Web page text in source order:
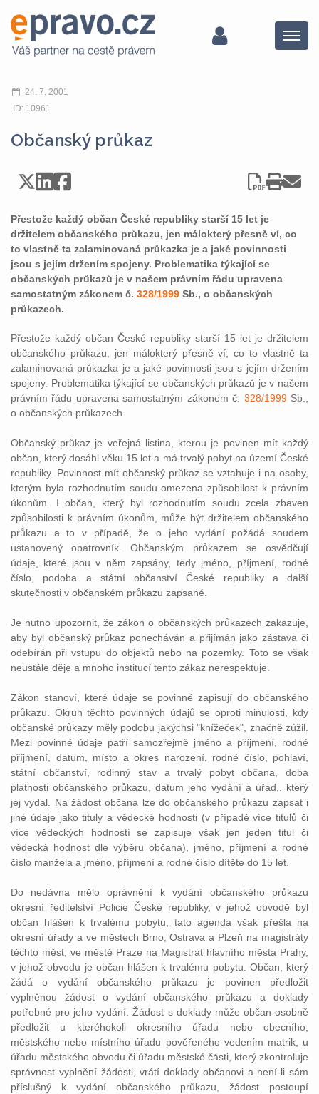
Menu
24. 7. 2001
ID: 10961
Občanský průkaz
Přestože každý občan České republiky starší 15 let je
držitelem občanského průkazu, jen málokterý přesně ví, co
to vlastně ta zalaminovaná průkazka je a jaké povinnosti
jsou s jejím držením spojeny. Problematika týkající se
občanských průkazů je v našem právním řádu upravena
samostatným zákonem č. 328/1999 Sb., o občanských
průkazech.
Přestože každý občan České republiky starší 15 let je držitelem
občanského průkazu, jen málokterý přesně ví, co to vlastně ta
zalaminovaná průkazka je a jaké povinnosti jsou s jejím držením
spojeny. Problematika týkající se občanských průkazů je v našem
právním řádu upravena samostatným zákonem č. 328/1999Sb.,
o občanských průkazech.
Občanský průkaz je veřejná listina, kterou je povinen mít každý
občan, který dosáhl věku 15 let a má trvalý pobyt na území České
republiky. Povinnost mít občanský průkaz se vztahuje i na osoby,
kterým byla rozhodnutím soudu omezena způsobilost k právním
úkonům. I občan, který byl rozhodnutím soudu zcela zbaven
způsobilosti k právním úkonům, může být držitelem občanského
průkazu a to v případě, že o jeho vydání požádá soudem
ustanovený opatrovník. Občanským průkazem se osvědčují
údaje, které jsou v něm zapsány, tedy jméno, příjmení, rodné
číslo, podoba a státní občanství České republiky a další
skutečnosti v občanském průkazu zapsané.
Je nutno upozornit, že zákon o občanských průkazech zakazuje,
aby byl občanský průkaz ponecháván a přijímán jako zástava či
odebírán při vstupu do objektů nebo na pozemky. Toto se však
neustále děje a mnoho institucí tento zákaz nerespektuje.
Zákon stanoví, které údaje se povinně zapisují do občanského
průkazu. Okruh těchto povinných údajů se oproti minulosti, kdy
občanské průkazy měly podobu jakýchsi "knížeček", značně zúžil.
Mezi povinné údaje patří samozřejmě jméno a příjmení, rodné
příjmení, datum, místo a okres narození, rodné číslo, pohlaví,
státní občanství, rodinný stav a trvalý pobyt občana, doba
platnosti občanského průkazu, datum jeho vydání a úřad,. který
jej vydal. Na žádost občana lze do občanského průkazu zapsat i
jiné údaje jako tituly a vědecké hodnosti (v případě více titulů či
více vědeckých hodností se zapisuje však jen jeden titul či
vědecká hodnost dle výběru občana), jméno, příjmení a rodné
číslo manžela a jméno, příjmení a rodné číslo dítěte do 15 let.
Do nedávna mělo oprávnění k vydání občanského průkazu
okresní ředitelství Policie České republiky, v jehož obvodě byl
občan hlášen k trvalému pobytu, tato agenda však přešla na
okresní úřady a ve městech Brno, Ostrava a Plzeň na magistráty
těchto měst, ve městě Praze na Magistrát hlavního města Prahy,
v jehož obvodu je občan hlášen k trvalému pobytu. Občan, který
žádá o vydání občanského průkazu je povinen předložit
vyplněnou žádost o vydání občanského průkazu a doklady
potřebné pro jeho vydání. Žádost s doklady může občan osobně
předložit u kteréhokoli okresního úřadu nebo obecního,
městského nebo místního úřadu pověřeného vedením matrik, u
úřadu městského obvodu či úřadu městské části, který zkontroluje
správnost vyplnění žádosti, vrátí doklady občanovi a není-li sám
příslušný k vydání občanského průkazu, žádost postoupí